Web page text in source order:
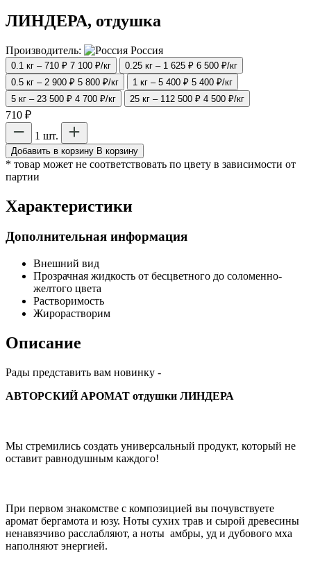
ЛИНДЕРА, отдушка
Производитель: Россия
0.1 кг – 710 ₽ 7 100 ₽/кг 0.25 кг – 1 625 ₽ 6 500 ₽/кг
0.5 кг – 2 900 ₽ 5 800 ₽/кг 1 кг – 5 400 ₽ 5 400 ₽/кг
5 кг – 23 500 ₽ 4 700 ₽/кг 25 кг – 112 500 ₽ 4 500 ₽/кг
710 ₽
1 шт.
Добавить в корзину В корзину
* товар может не соответствовать по цвету в зависимости от
партии
Характеристики
Дополнительная информация
Внешний вид
Прозрачная жидкость от бесцветного до соломенно-
желтого цвета
Растворимость
Жирорастворим
Описание
Рады представить вам новинку -
АВТОРСКИЙ АРОМАТ отдушки ЛИНДЕРА
Мы стремились создать универсальный продукт, который не
оставит равнодушным каждого!
При первом знакомстве с композицией вы почувствуете
аромат бергамота и юзу. Ноты сухих трав и сырой древесины
ненавязчиво расслабляют, а ноты амбры, уд и дубового мха
наполняют энергией.